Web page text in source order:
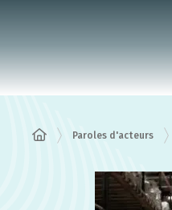
Paroles d'acteurs